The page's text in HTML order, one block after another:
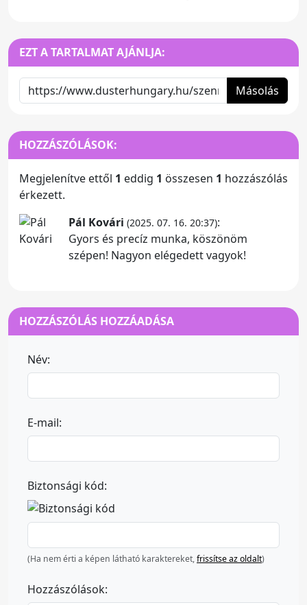
EZT A TARTALMAT AJÁNLJA:
Másolás
HOZZÁSZÓLÁSOK:
Megjelenítve ettől 1 eddig 1 összesen 1 hozzászólás
érkezett.
Pál Kovári (2025. 07. 16. 20:37):
Gyors és precíz munka, köszönöm
szépen! Nagyon elégedett vagyok!
HOZZÁSZÓLÁS HOZZÁADÁSA
Név:
E-mail:
Biztonsági kód:
(Ha nem érti a képen látható karaktereket,frissítse az oldalt)
Hozzászólások: